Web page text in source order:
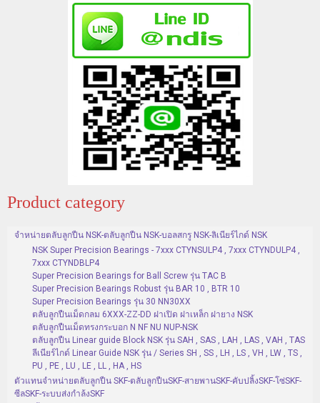
Product category
จำหน่ายตลับลูกปืน NSK-ตลับลูกปืน NSK-บอลสกรู NSK-ลิเนียร์ไกด์ NSK
NSK Super Precision Bearings - 7xxx CTYNSULP4 , 7xxx CTYNDULP4 ,
7xxx CTYNDBLP4
Super Precision Bearings for Ball Screw รุ่น TAC B
Super Precision Bearings Robust รุ่น BAR 10 , BTR 10
Super Precision Bearings รุ่น 30 NN30XX
ตลับลูกปืนเม็ดกลม 6XXX-ZZ-DD ฝาเปิด ฝาเหล็ก ฝายาง NSK
ตลับลูกปืนเม็ดทรงกระบอก N NF NU NUP-NSK
ตลับลูกปืน Linear guide Block NSK รุ่น SAH , SAS , LAH , LAS , VAH , TAS
ลีเนียร์ไกด์ Linear Guide NSK รุ่น / Series SH , SS , LH , LS , VH , LW , TS ,
PU , PE , LU , LE , LL , HA , HS
ตัวแทนจำหน่ายตลับลูกปืน SKF-ตลับลูกปืนSKF-สายพานSKF-คับปลิ้งSKF-โซ่SKF-
ซีลSKF-ระบบส่งกำล้งSKF